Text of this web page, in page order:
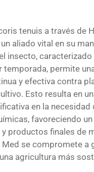
tenuis a través de
aliado vital en su
insecto,
temporada, permite
y efectiva contra
Esto resulta en
en la necesidad
favoreciendo
productos finales de
se compromete a
agricultura más